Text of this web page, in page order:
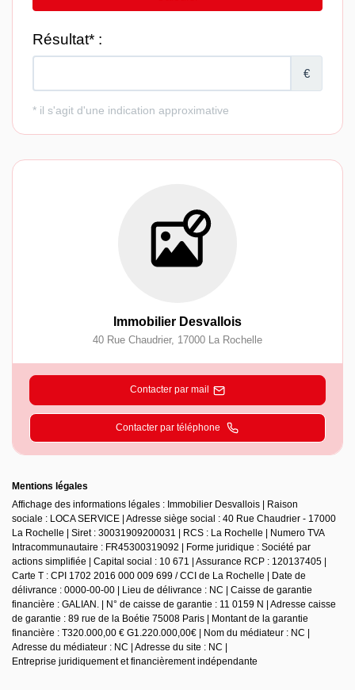
Immobilier Desvallois
40 Rue Chaudrier, 17000 La Rochelle
Contacter par mail
Contacter par téléphone
Mentions légales
Affichage des informations légales : Immobilier Desvallois | Raison
sociale : LOCA SERVICE | Adresse siège social : 40 Rue Chaudrier - 17000
La Rochelle | Siret : 30031909200031 | RCS : La Rochelle | Numero TVA
Intracommunautaire : FR45300319092 | Forme juridique : Société par
actions simplifiée | Capital social : 10 671 | Assurance RCP : 120137405 |
Carte T : CPI 1702 2016 000 009 699 / CCI de La Rochelle | Date de
délivrance : 0000-00-00 | Lieu de délivrance : NC | Caisse de garantie
financière : GALIAN. | N° de caisse de garantie : 11 0159 N | Adresse caisse
de garantie : 89 rue de la Boétie 75008 Paris | Montant de la garantie
financière : T320.000,00 € G1.220.000,00€ | Nom du médiateur : NC |
Adresse du médiateur : NC | Adresse du site : NC |
Entreprise juridiquement et financièrement indépendante